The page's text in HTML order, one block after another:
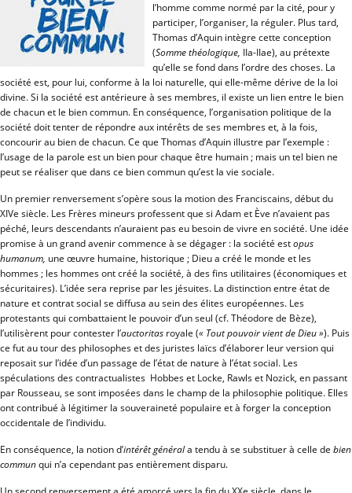
l’homme comme normé par la cité, pour y
participer, l’organiser, la réguler. Plus tard,
Thomas d’Aquin intègre cette conception
(Somme théologique, IIa-IIae), au prétexte
qu’elle se fond dans l’ordre des choses. La
société est, pour lui, conforme à la loi naturelle, qui elle-même dérive de la loi
divine. Si la société est antérieure à ses membres, il existe un lien entre le bien
de chacun et le bien commun. En conséquence, l’organisation politique de la
société doit tenter de répondre aux intérêts de ses membres et, à la fois,
concourir au bien de chacun. Ce que Thomas d’Aquin illustre par l’exemple :
l’usage de la parole est un bien pour chaque être humain ; mais un tel bien ne
peut se réaliser que dans ce bien commun qu’est la vie sociale.
Un premier renversement s’opère sous la motion des Franciscains, début du
XIVe siècle. Les Frères mineurs professent que si Adam et Ève n’avaient pas
péché, leurs descendants n’auraient pas eu besoin de vivre en société. Une idée
promise à un grand avenir commence à se dégager : la société estopus
humanum, une œuvre humaine, historique ; Dieu a créé le monde et les
hommes ; les hommes ont créé la société, à des fins utilitaires (économiques et
sécuritaires). L’idée sera reprise par les jésuites. La distinction entre état de
nature et contrat social se diffusa au sein des élites européennes. Les
protestants qui combattaient le pouvoir d’un seul (cf. Théodore de Bèze),
l’utilisèrent pour contester l’auctoritas royale (« Tout pouvoir vient de Dieu »). Puis
ce fut au tour des philosophes et des juristes laïcs d’élaborer leur version qui
reposait sur l’idée d’un passage de l’état de nature à l’état social. Les
spéculations des contractualistes Hobbes et Locke, Rawls et Nozick, en passant
par Rousseau, se sont imposées dans le champ de la philosophie politique. Elles
ont contribué à légitimer la souveraineté populaire et à forger la conception
occidentale de l’individu.
En conséquence, la notion d’intérêt générala tendu à se substituer à celle de bien
communqui n’a cependant pas entièrement disparu.